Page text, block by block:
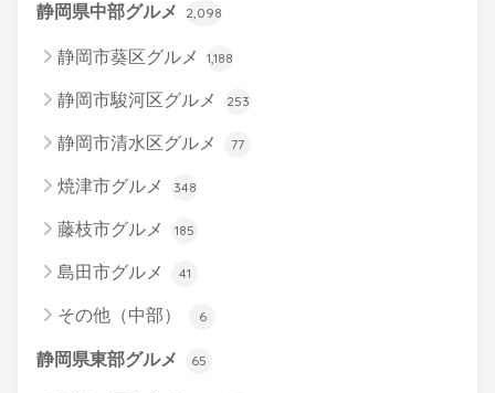
静岡県中部グルメ 2,098
静岡市葵区グルメ 1,188
静岡市駿河区グルメ 253
静岡市清水区グルメ 77
焼津市グルメ 348
藤枝市グルメ 185
島田市グルメ 41
その他（中部） 6
静岡県東部グルメ 65